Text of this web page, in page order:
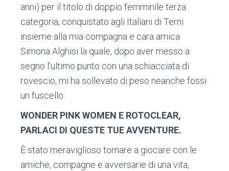
anni) per il titolo di doppio femminile terza
categoria, conquistato agli Italiani di Terni
insieme alla mia compagna e cara amica
Simona Alghisi la quale, dopo aver messo a
segno l’ultimo punto con una schiacciata di
rovescio, mi ha sollevato di peso neanche fossi
un fuscello.
WONDER PINK WOMEN E ROTOCLEAR,
PARLACI DI QUESTE TUE AVVENTURE.
È stato meraviglioso tornare a giocare con le
amiche, compagne e avversarie di una vita,